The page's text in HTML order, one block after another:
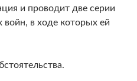
и проводит две серии
в ходе которых ей